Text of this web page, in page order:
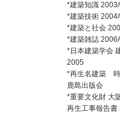
*建築知識
*建築技術
*建築と社会
*建築雑誌
*日本建築学会
2005
*再生名建築 時
鹿島出版会
*重要文化財 大
再生工事報告